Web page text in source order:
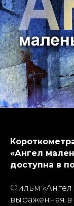
«Ангел
доступна в
Фильм
выраженная в